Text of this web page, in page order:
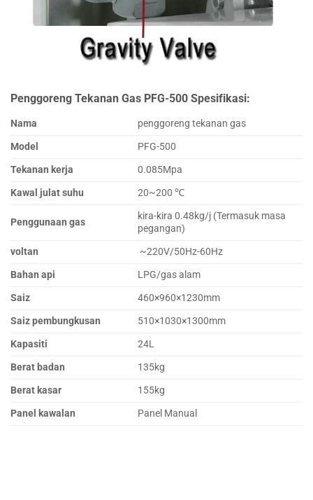
Penggoreng Tekanan Gas PFG-500 Spesifikasi:
Nama
penggoreng tekanan gas
Model
PFG-500
Tekanan kerja
0.085Mpa
Kawal julat suhu
20~200 ℃
Penggunaan gas
kira-kira 0.48kg/j (Termasuk masa
pegangan)
voltan
~220V/50Hz-60Hz
Bahan api
LPG/gas alam
Saiz
460×960×1230mm
Saiz pembungkusan
510×1030×1300mm
Kapasiti
24L
Berat badan
135kg
Berat kasar
155kg
Panel kawalan
Panel Manual